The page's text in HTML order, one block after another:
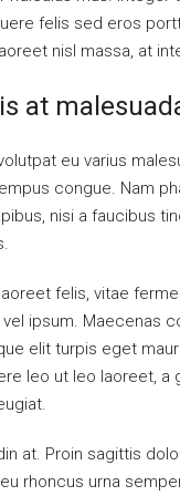
felis sed eros
nisl massa, at
at
eu varius
congue. Nam
nisi a faucibus
felis, vitae
ipsum. Maecenas
elit turpis eget
leo ut leo laoreet, a
at. Proin sagittis
rhoncus urna